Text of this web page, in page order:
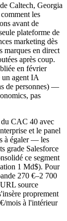
Caltech, Georgia
les
avant de
plateforme de
marketing dès
marques en direct
après coup.
en février
un agent IA
de personnes) —
pas
du CAC 40 avec
et le panel
à égaler — les
grade Salesforce
ce segment
1 Md$). Pour
270 €–2 700
source
proprement
mois à l'intérieur